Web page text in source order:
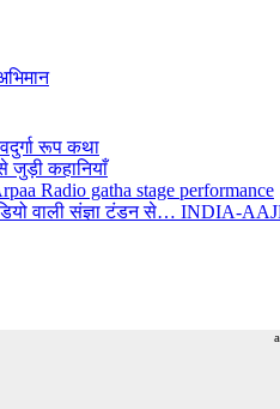
रूप कथा
जुड़ी कहानियाँ
Radio gatha stage performance
वाली संज्ञा टंडन से… INDIA-